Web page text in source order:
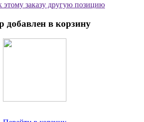
этому заказу другую позицию
добавлен в корзину